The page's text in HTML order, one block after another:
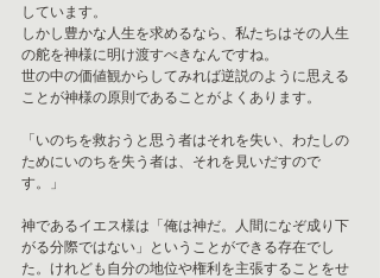
しています。
しかし豊かな人生を求めるなら、私たちはその人生
の舵を神様に明け渡すべきなんですね。
世の中の価値観からしてみれば逆説のように思える
ことが神様の原則であることがよくあります。
「いのちを救おうと思う者はそれを失い、わたしの
ためにいのちを失う者は、それを見いだすので
す。」
神であるイエス様は「俺は神だ。人間になぞ成り下
がる分際ではない」ということができる存在でし
た。けれども自分の地位や権利を主張することをせ